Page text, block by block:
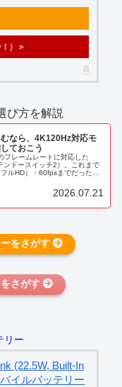
） >
び方を解説
なら、4K120Hz対応モ
ておこう
レームレートに対応した
ドースイッチ2）。これまで
ルHD）・60fpsまでだったの
2026.07.21
をさがす
さがす
リー
(22.5W, Built-In
イルバッテリー